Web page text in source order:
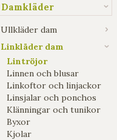
Damkläder
Ullkläder dam
Linkläder dam
Lintröjor
Linnen och blusar
Linkoftor och linjackor
Linsjalar och ponchos
Klänningar och tunikor
Byxor
Kjolar